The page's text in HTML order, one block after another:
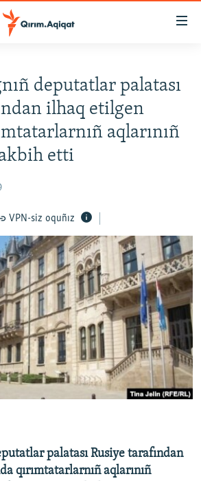
deputatlar palatası
ilhaq etilgen
aqlarınıñ
etti
VPN-siz oquñız
palatası Rusiye tarafından
qırımtatarlarnıñ aqlarınıñ